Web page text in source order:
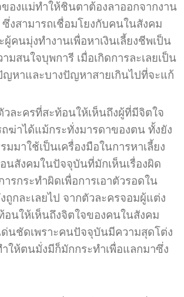
ของแม่ทำให้ชินตาต้องลาออกจากงาน
งสามารถเชื่อมโยงกับคนในสังคม
ผู้คนมุ่งทำงานเพื่อหาเงินเลี้ยงชีพเป็น
มสนใจบุพการี เมื่อเกิดการละเลยเป็น
ญหาและบางปัญหาสายเกินไปที่จะแก้
วละครที่สะท้อนให้เห็นถึงผู้ที่มีจิตใจ
ฆ่าได้แม้กระทั่งมารดาของตน ทั้งยัง
มมาใช้เป็นเครื่องมือในการหาเลี้ยง
นสังคมในปัจจุบันที่มักเห็นเรื่องผิด
ารกระทำผิดเพื่อการเอาตัวรอดใน
ถูกละเลยไป จากตัวละครจอมผู้แต่ง
อนให้เห็นถึงจิตใจของคนในสังคม
ด่นชัดเพราะคนปัจจุบันมีความสุดโต่ง
ให้ตนมั่งมีก็มักกระทำเพื่อแลกมาซึ่ง